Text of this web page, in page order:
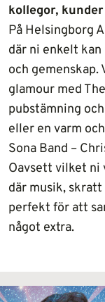
kollegor,
På Helsingborg
där ni enkelt kan
och gemenskap.
glamour med
pubstämning
eller en varm
Sona Band –
Oavsett vilket ni
där musik,
perfekt för att
något extra.